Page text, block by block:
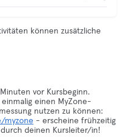
können zusätzliche
vor Kursbeginn.
einen MyZone-
nutzen zu können:
myzone - erscheine frühzeitig
deinen Kursleiter/in!